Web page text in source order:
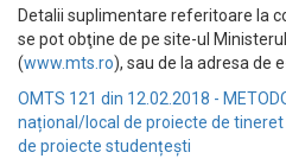
Detalii suplimentare referitoare la
se pot obţine de pe site-ul
(www.mts.ro), sau de la adresa de
OMTS 121 din 12.02.2018 -
național/local de proiecte de tineret
de proiecte studențești